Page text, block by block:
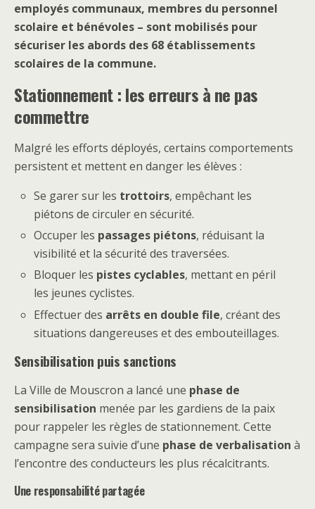
employés communaux, membres du personnel
scolaire et bénévoles – sont mobilisés pour
sécuriser les abords des 68 établissements
scolaires de la commune.
Stationnement : les erreurs à ne pas
commettre
Malgré les efforts déployés, certains comportements
persistent et mettent en danger les élèves :
Se garer sur les trottoirs, empêchant les
piétons de circuler en sécurité.
Occuper les passages piétons, réduisant la
visibilité et la sécurité des traversées.
Bloquer les pistes cyclables, mettant en péril
les jeunes cyclistes.
Effectuer des arrêts en double file, créant des
situations dangereuses et des embouteillages.
Sensibilisation puis sanctions
La Ville de Mouscron a lancé une phase de
sensibilisation menée par les gardiens de la paix
pour rappeler les règles de stationnement. Cette
campagne sera suivie d’une phase de verbalisation à
l’encontre des conducteurs les plus récalcitrants.
Une responsabilité partagée